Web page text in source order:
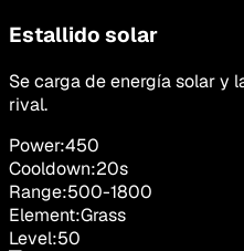
Estallido solar
Se carga de energía solar y
rival.
Power:450
Cooldown:20s
Range:500-1800
Element:Grass
Level:50